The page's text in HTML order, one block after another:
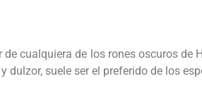
cualquiera de los rones oscuros de
dulzor, suele ser el preferido de los